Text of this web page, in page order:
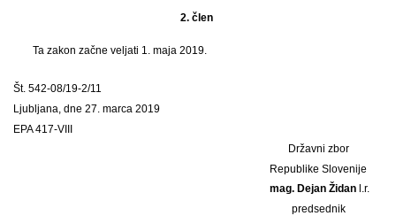
2. člen
Ta zakon začne veljati 1. maja 2019.
Št. 542-08/19-2/11
Ljubljana, dne 27. marca 2019
EPA 417-VIII
Državni zbor
Republike Slovenije
mag. Dejan Židan l.r.
predsednik